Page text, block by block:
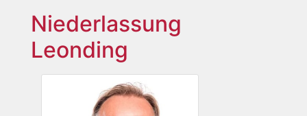
Niederlassung
Leonding